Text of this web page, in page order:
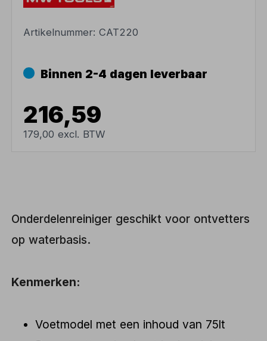
Artikelnummer:CAT220
Binnen 2-4 dagen leverbaar
216,59
179,00 excl. BTW
Onderdelenreiniger geschikt voor ontvetters
op waterbasis.
Kenmerken:
Voetmodel met een inhoud van 75lt